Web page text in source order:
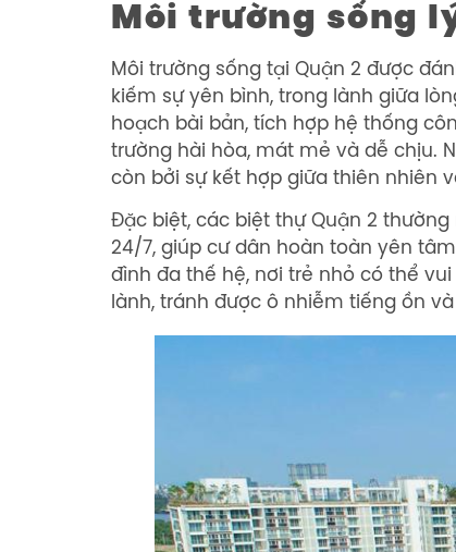
Môi trường sống
Môi trường sống tại Quận 2 được
kiếm sự yên bình, trong lành giữa
hoạch bài bản, tích hợp hệ thống
trường hài hòa, mát mẻ và dễ chịu.
còn bởi sự kết hợp giữa thiên nhiên
Đặc biệt, các biệt thự Quận 2
24/7, giúp cư dân hoàn toàn yên
đình đa thế hệ, nơi trẻ nhỏ có thể
lành, tránh được ô nhiễm tiếng ồn